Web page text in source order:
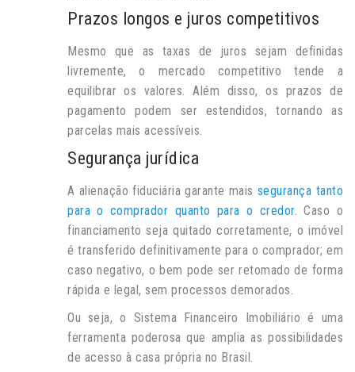
Prazos longos e juros competitivos
Mesmo que as taxas de juros sejam definidas
livremente, o mercado competitivo tende a
equilibrar os valores. Além disso, os prazos de
pagamento podem ser estendidos, tornando as
parcelas mais acessíveis.
Segurança jurídica
A alienação fiduciária garante mais segurança tanto
para o comprador quanto para o credor. Caso o
financiamento seja quitado corretamente, o imóvel
é transferido definitivamente para o comprador; em
caso negativo, o bem pode ser retomado de forma
rápida e legal, sem processos demorados.
Ou seja, o Sistema Financeiro Imobiliário é uma
ferramenta poderosa que amplia as possibilidades
de acesso à casa própria no Brasil.